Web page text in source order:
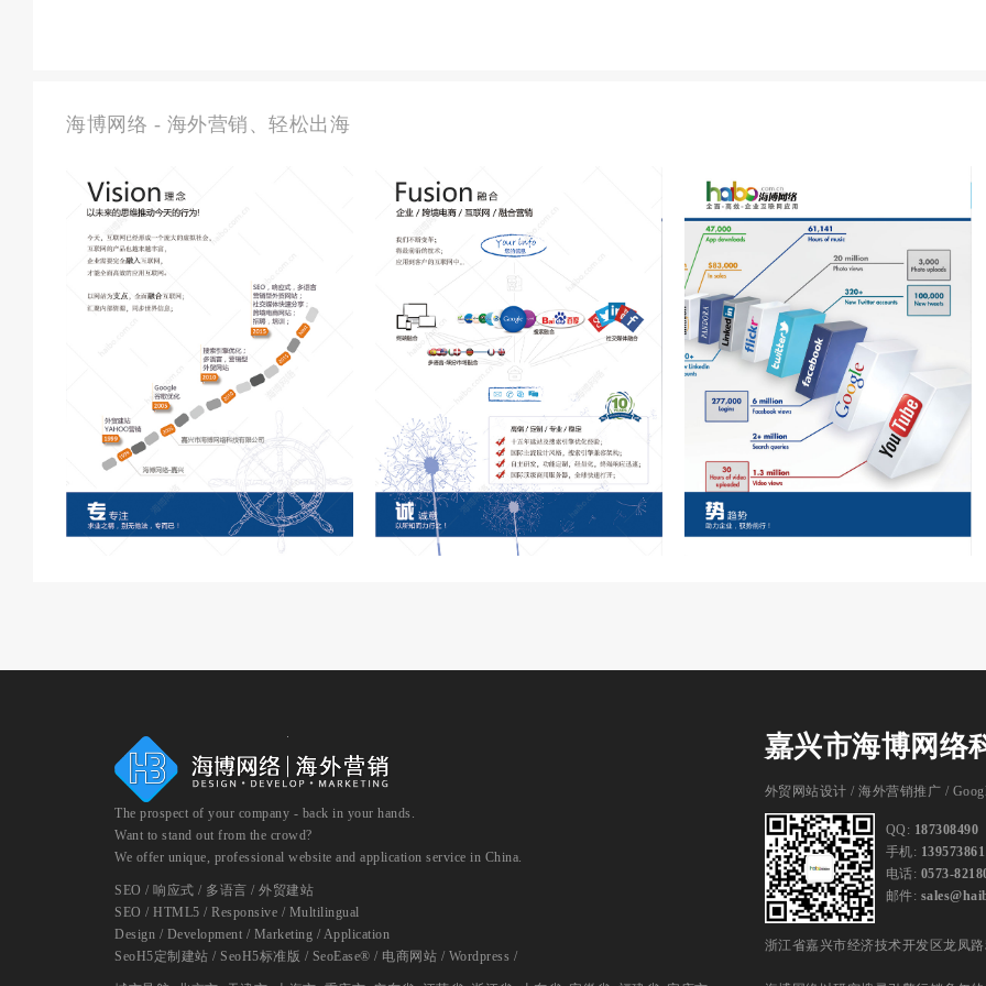
海博网络 - 海外营销、轻松出海
The prospect of your company - back in your hands.
Want to stand out from the crowd?
We offer unique, professional website and application service in China.
SEO / 响应式 / 多语言 / 外贸建站
SEO / HTML5 / Responsive / Multilingual
Design / Development / Marketing / Application
SeoH5定制建站 / SeoH5标准版 / SeoEase® / 电商网站 / Wordpress /
嘉兴市海博网络
外贸网站设计 /海外营销推广 /
QQ: 187308490
手机:
电话: 0573-
邮件:
浙江省嘉兴市经济技术开发区龙凤